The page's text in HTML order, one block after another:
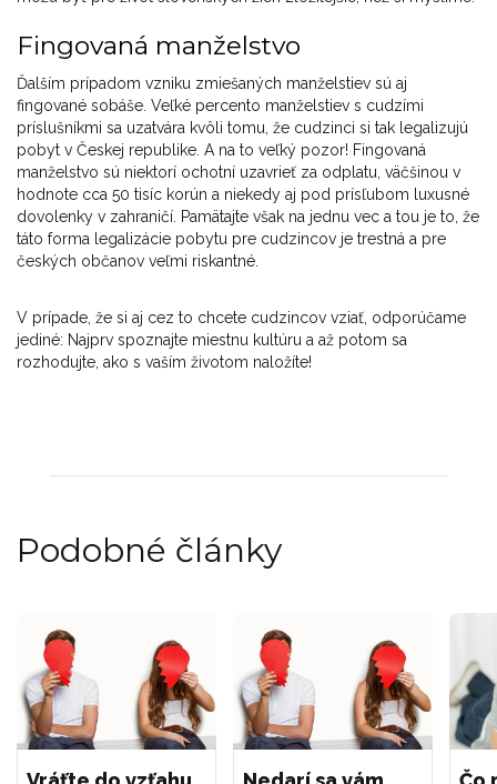
Fingovaná manželstvo
Ďalším prípadom vzniku zmiešaných manželstiev sú aj
fingované sobáše. Veľké percento manželstiev s cudzími
príslušníkmi sa uzatvára kvôli tomu, že cudzinci si tak legalizujú
pobyt v Českej republike. A na to veľký pozor! Fingovaná
manželstvo sú niektorí ochotní uzavrieť za odplatu, väčšinou v
hodnote cca 50 tisíc korún a niekedy aj pod prísľubom luxusné
dovolenky v zahraničí. Pamätajte však na jednu vec a tou je to, že
táto forma legalizácie pobytu pre cudzincov je trestná a pre
českých občanov veľmi riskantné.
V prípade, že si aj cez to chcete cudzincov vziať, odporúčame
jediné: Najprv spoznajte miestnu kultúru a až potom sa
rozhodujte, ako s vaším životom naložíte!
Podobné články